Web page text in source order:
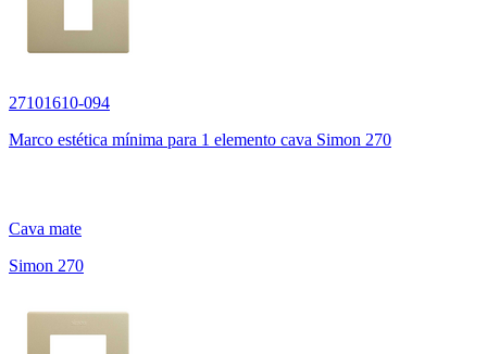
27101610-094
Marco estética mínima para 1 elemento cava Simon 270
Cava mate
Simon 270